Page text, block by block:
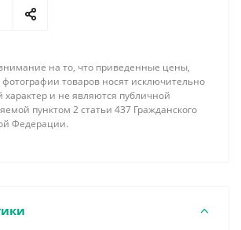
на то, что приведенные цены,
фотографии товаров носят исключительно
и не являются публичной
пунктом 2 статьи 437 Гражданского
Федерации.